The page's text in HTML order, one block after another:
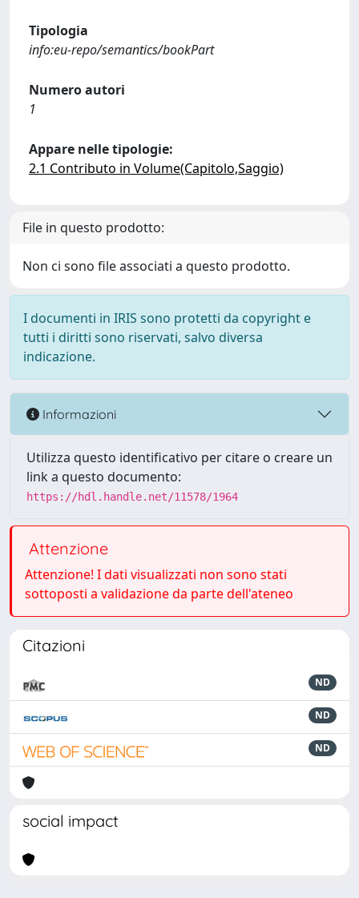
Tipologia
info:eu-repo/semantics/bookPart
Numero autori
1
Appare nelle tipologie:
2.1 Contributo in Volume(Capitolo,Saggio)
File in questo prodotto:
Non ci sono file associati a questo prodotto.
I documenti in IRIS sono protetti da copyright e
tutti i diritti sono riservati, salvo diversa
indicazione.
Informazioni
Utilizza questo identificativo per citare o creare un
link a questo documento:
https://hdl.handle.net/11578/1964
Attenzione
Attenzione! I dati visualizzati non sono stati
sottoposti a validazione da parte dell'ateneo
Citazioni
ND
ND
ND
social impact